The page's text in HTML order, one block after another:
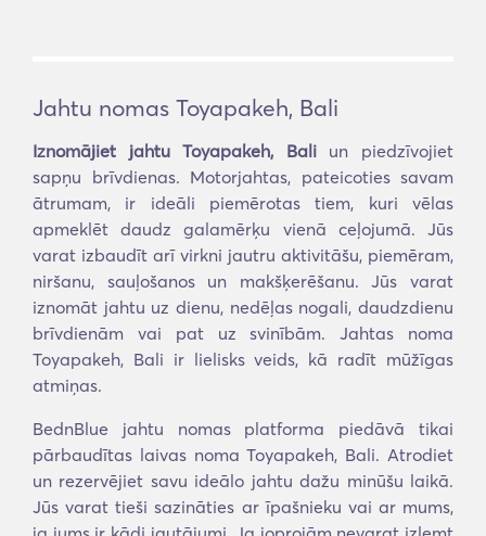
Jahtu nomas Toyapakeh, Bali
Iznomājiet jahtu Toyapakeh, Baliun piedzīvojiet
sapņu brīvdienas. Motorjahtas, pateicoties savam
ātrumam, ir ideāli piemērotas tiem, kuri vēlas
apmeklēt daudz galamērķu vienā ceļojumā. Jūs
varat izbaudīt arī virkni jautru aktivitāšu, piemēram,
niršanu, sauļošanos un makšķerēšanu. Jūs varat
iznomāt jahtu uz dienu, nedēļas nogali, daudzdienu
brīvdienām vai pat uz svinībām. Jahtas noma
Toyapakeh, Bali ir lielisks veids, kā radīt mūžīgas
atmiņas.
BednBlue jahtu nomas platforma piedāvā tikai
pārbaudītas laivas noma Toyapakeh, Bali. Atrodiet
un rezervējiet savu ideālo jahtu dažu minūšu laikā.
Jūs varat tieši sazināties ar īpašnieku vai ar mums,